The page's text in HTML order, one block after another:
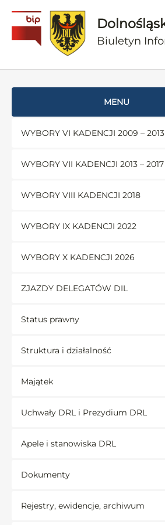
Biuletyn
MENU
WYBORY VI KADENCJI 2009 – 2013
WYBORY VII KADENCJI 2013 – 2017
WYBORY VIII KADENCJI 2018
WYBORY IX KADENCJI 2022
WYBORY X KADENCJI 2026
ZJAZDY DELEGATÓW DIL
Status prawny
Struktura i działalność
Majątek
Uchwały DRL i Prezydium DRL
Apele i stanowiska DRL
Dokumenty
Rejestry, ewidencje, archiwum